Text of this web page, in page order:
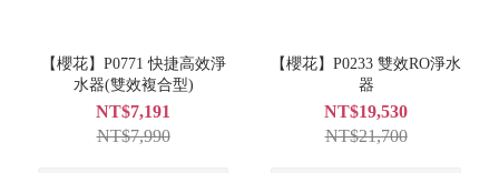
【櫻花】P0771 快捷高效淨
水器(雙效複合型)
NT$7,191
NT$7,990
【櫻花】P0233 雙效RO淨水
器
NT$19,530
NT$21,700